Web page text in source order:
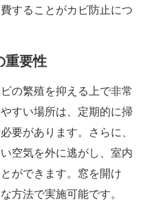
することがカビ防止につ
重要性
の繁殖を抑える上で非常
すい場所は、定期的に掃
要があります。さらに、
空気を外に逃がし、室内
ができます。窓を開け
方法で実施可能です。